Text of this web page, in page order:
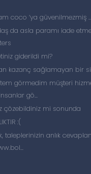
coco ‘ya güvenilmezmiş
da asla paramı iade
giderildi mi?
kazanç sağlamayan bir
görmedim müşteri
gö...
çözebildiniz mi sonunda
:(
taleplerinizin anlık